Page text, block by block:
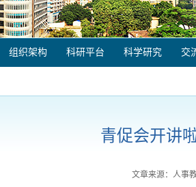
组织架构 科研平台 科学研究 交
青促会开讲
文章来源：人事